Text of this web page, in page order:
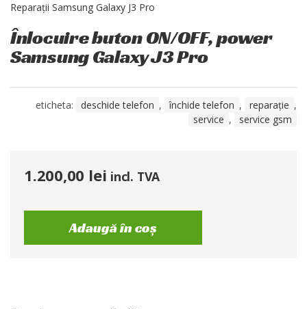
Reparații Samsung Galaxy J3 Pro
Înlocuire buton ON/OFF, power
Samsung Galaxy J3 Pro
eticheta: deschide telefon , închide telefon , reparație ,
service , service gsm
1.200,00 lei incl. TVA
Adaugă în coș